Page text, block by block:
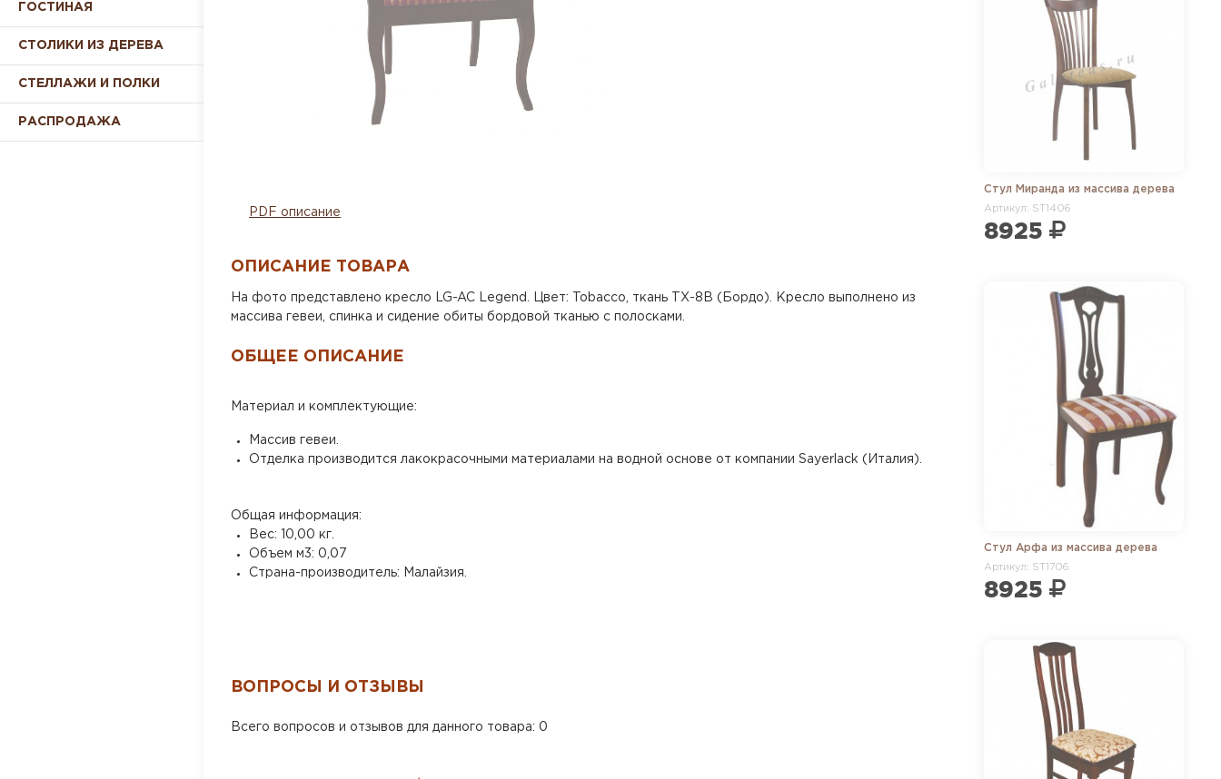
ГОСТИНАЯ
СТОЛИКИ ИЗ ДЕРЕВА
СТЕЛЛАЖИ И ПОЛКИ
РАСПРОДАЖА
PDF описание
ОПИСАНИЕ ТОВАРА
На фото представлено кресло LG-AC Legend. Цвет: Tobacco, ткань ТХ-8В (Бордо). Кресло выполнено из
массива гевеи, спинка и сидение обиты бордовой тканью с полосками.
ОБЩЕЕ ОПИСАНИЕ
Материал и комплектующие:
Массив гевеи.
Отделка производится лакокрасочными материалами на водной основе от компании Sayerlack (Италия).
Общая информация:
Вес: 10,00 кг.
Объем м3: 0,07
Страна-производитель: Малайзия.
ВОПРОСЫ И ОТЗЫВЫ
Всего вопросов и отзывов для данного товара: 0
Стул Миранда из массива дерева
Артикул: ST1406
8925
Стул Арфа из массива дерева
Артикул: ST1706
8925